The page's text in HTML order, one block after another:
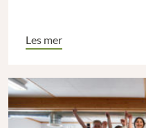
Les mer